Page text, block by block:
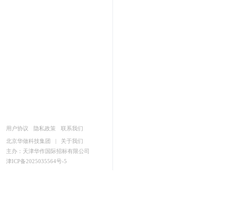
用户协议 隐私政策 联系我们
北京华做科技集团 |
关于我们
主办：天津华作国际招标有限公司
津ICP备2025035564号-5